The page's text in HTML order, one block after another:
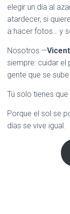
elegir un día al
atardecer, si
a hacer fotos… y
Nosotros —
siempre: cuidar el
gente que se
Tú solo tienes
Porque el sol se
días se vive igual.